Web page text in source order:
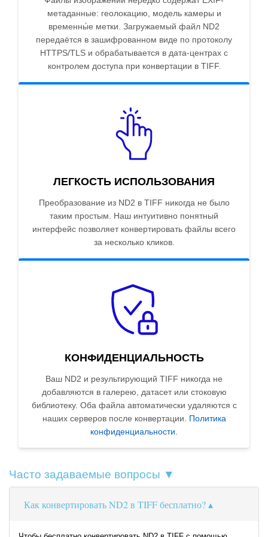
метаданные: геолокацию, модель камеры и
временны́е метки. Загружаемый файл ND2
передаётся в зашифрованном виде по протоколу
HTTPS/TLS и обрабатывается в дата-центрах с
контролем доступа при конвертации в TIFF.
ЛЕГКОСТЬ ИСПОЛЬЗОВАНИЯ
Преобразование из ND2 в TIFF никогда не было
таким простым. Наш интуитивно понятный
интерфейс позволяет конвертировать файлы всего
за несколько кликов.
КОНФИДЕНЦИАЛЬНОСТЬ
Ваш ND2 и результирующий TIFF никогда не
добавляются в галерею, датасет или стоковую
библиотеку. Оба файла автоматически удаляются с
наших серверов после конвертации. Политика
конфиденциальности.
Часто задаваемые вопросы ▼
Как конвертировать ND2 в TIFF бесплатно?